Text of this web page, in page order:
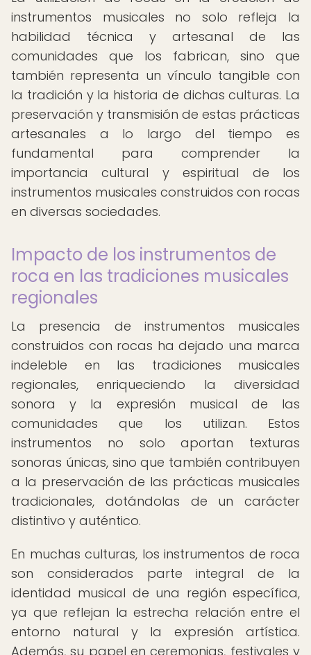
instrumentos musicales no solo refleja la
habilidad técnica y artesanal de las
comunidades que los fabrican, sino que
también representa un vínculo tangible con
la tradición y la historia de dichas culturas. La
preservación y transmisión de estas prácticas
artesanales a lo largo del tiempo es
fundamental para comprender la
importancia cultural y espiritual de los
instrumentos musicales construidos con rocas
en diversas sociedades.
Impacto de los instrumentos de
roca en las tradiciones musicales
regionales
La presencia de instrumentos musicales
construidos con rocas ha dejado una marca
indeleble en las tradiciones musicales
regionales, enriqueciendo la diversidad
sonora y la expresión musical de las
comunidades que los utilizan. Estos
instrumentos no solo aportan texturas
sonoras únicas, sino que también contribuyen
a la preservación de las prácticas musicales
tradicionales, dotándolas de un carácter
distintivo y auténtico.
En muchas culturas, los instrumentos de roca
son considerados parte integral de la
identidad musical de una región específica,
ya que reflejan la estrecha relación entre el
entorno natural y la expresión artística.
Además, su papel en ceremonias, festivales y